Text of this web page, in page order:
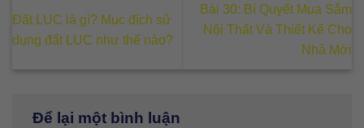
Đất LUC là gì? Mục đích sử
dụng đất LUC như thế nào?
Bài 30: Bí Quyết Mua Sắm
Nội Thất Và Thiết Kế Cho
Nhà Mới
Để lại một bình luận